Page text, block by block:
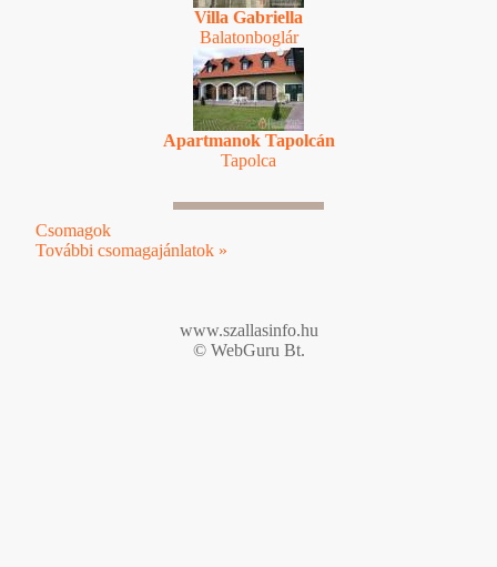
Villa Gabriella
Balatonboglár
Apartmanok Tapolcán
Tapolca
Csomagok
További csomagajánlatok »
www.szallasinfo.hu
© WebGuru Bt.